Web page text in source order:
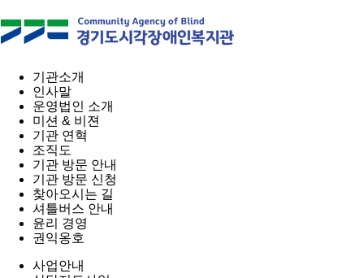
기관소개
인사말
운영법인 소개
미션 & 비젼
기관 연혁
조직도
기관 방문 안내
기관 방문 신청
찾아오시는 길
셔틀버스 안내
윤리 경영
권익옹호
사업안내